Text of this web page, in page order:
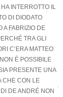
HA INTERROTTO IL
DI DIODATO
A FABRIZIO DE
TRA GLI
C’ERA MATTEO
È POSSIBILE
PRESENTE UNA
CHE CON LE
DE ANDRÉ NON